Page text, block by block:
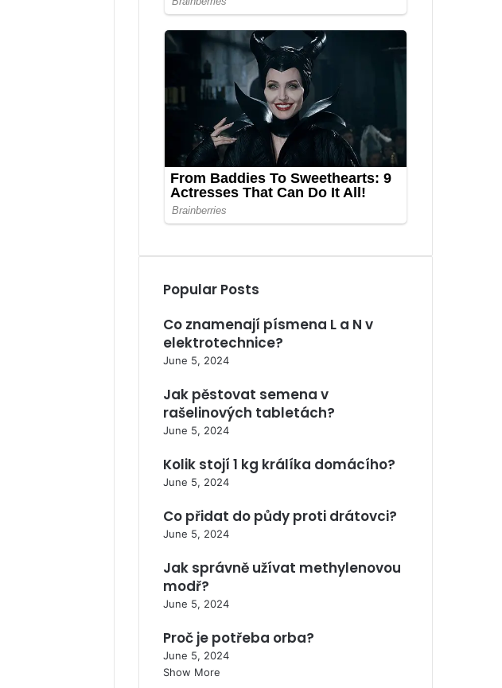
Popular Posts
Co znamenají písmena L a N v
elektrotechnice?
June 5, 2024
Jak pěstovat semena v
rašelinových tabletách?
June 5, 2024
Kolik stojí 1 kg králíka domácího?
June 5, 2024
Co přidat do půdy proti drátovci?
June 5, 2024
Jak správně užívat methylenovou
modř?
June 5, 2024
Proč je potřeba orba?
June 5, 2024
Show More